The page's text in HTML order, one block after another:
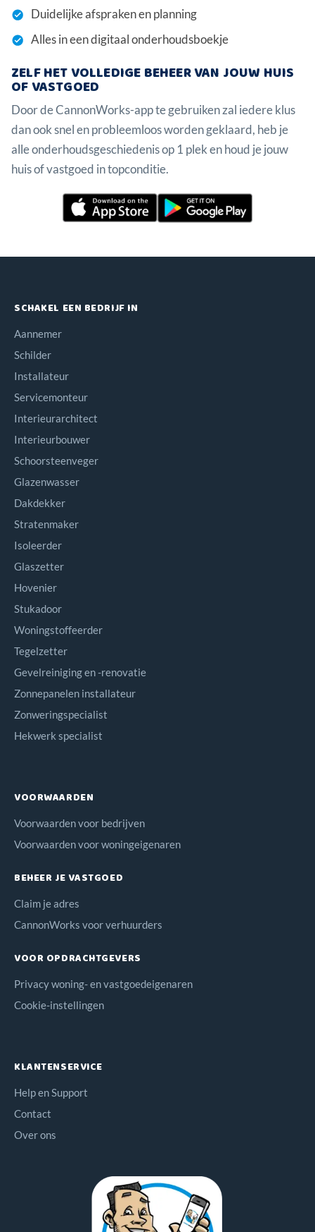
Duidelijke afspraken en planning
Alles in een digitaal onderhoudsboekje
ZELF HET VOLLEDIGE BEHEER VAN JOUW HUIS
OF VASTGOED
Door de CannonWorks-app te gebruiken zal iedere klus
dan ook snel en probleemloos worden geklaard, heb je
alle onderhoudsgeschiedenis op 1 plek en houd je jouw
huis of vastgoed in topconditie.
SCHAKEL EEN BEDRIJF IN
Aannemer
Schilder
Installateur
Servicemonteur
Interieurarchitect
Interieurbouwer
Schoorsteenveger
Glazenwasser
Dakdekker
Stratenmaker
Isoleerder
Glaszetter
Hovenier
Stukadoor
Woningstoffeerder
Tegelzetter
Gevelreiniging en -renovatie
Zonnepanelen installateur
Zonweringspecialist
Hekwerk specialist
VOORWAARDEN
Voorwaarden voor bedrijven
Voorwaarden voor woningeigenaren
BEHEER JE VASTGOED
Claim je adres
CannonWorks voor verhuurders
VOOR OPDRACHTGEVERS
Privacy woning- en vastgoedeigenaren
Cookie-instellingen
KLANTENSERVICE
Help en Support
Contact
Over ons